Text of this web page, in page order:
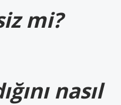
mi?
nasıl